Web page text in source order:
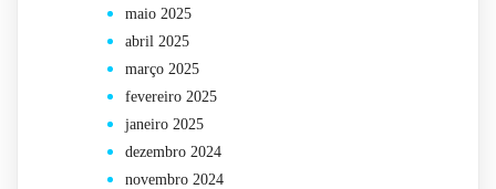
maio 2025
abril 2025
março 2025
fevereiro 2025
janeiro 2025
dezembro 2024
novembro 2024